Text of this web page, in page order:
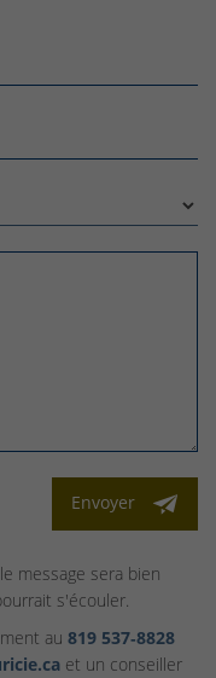
Envoyer
message sera bien
s'écouler.
au 819 537‑8828
et un conseiller